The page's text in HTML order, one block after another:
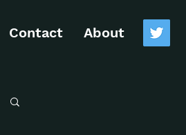
Contact About